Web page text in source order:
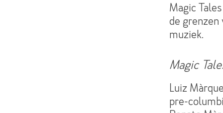
Magic
de grenzen
muziek.
Magic
Luiz
pre-